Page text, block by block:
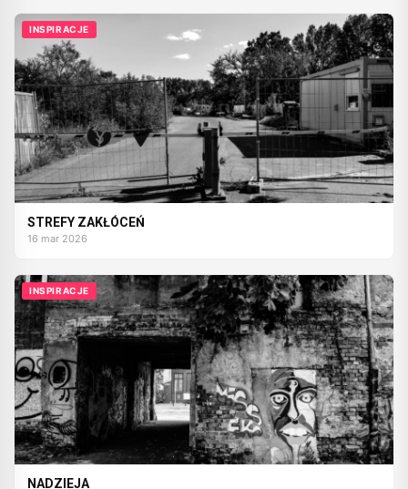
INSPIRACJE
STREFY ZAKŁÓCEŃ
16 mar 2026
INSPIRACJE
NADZIEJA